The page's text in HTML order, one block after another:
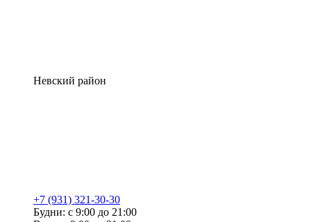
Невский район
+7 (931) 321-30-30
Будни: с 9:00 до 21:00